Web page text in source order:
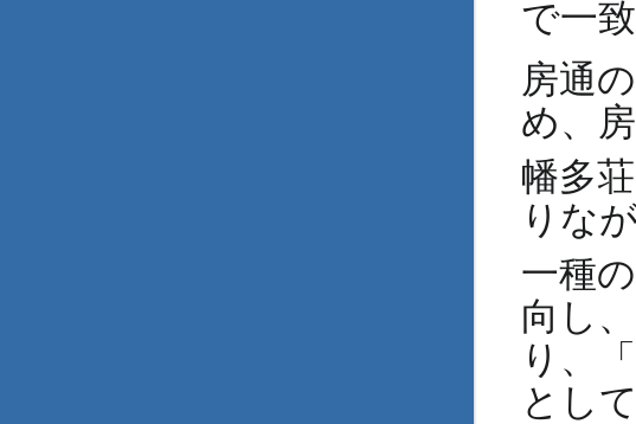
で一
房通
め、
幡多
りな
一種
向し
り、
とし